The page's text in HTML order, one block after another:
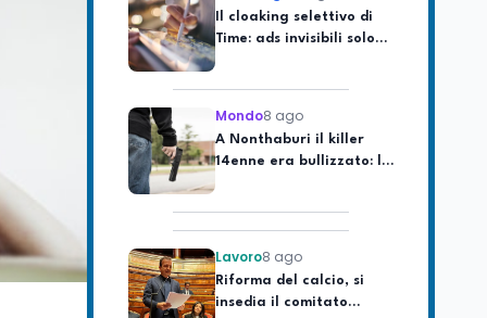
Time: ads invisibili solo
per i chatbot AI
Mondo8 ago
A Nonthaburi il killer
14enne era bullizzato: la
CZ-75 era del nonno
Lavoro8 ago
Riforma del calcio, si
insedia il comitato
ristretto al Senato. La